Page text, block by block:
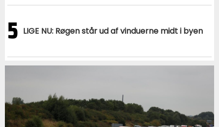
5 LIGE NU: Røgen står ud af vinduerne midt i byen